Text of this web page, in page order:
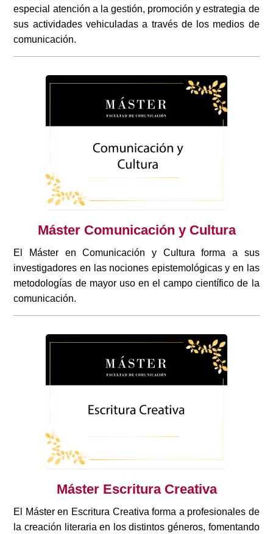
especial atención a la gestión, promoción y estrategia de
sus actividades vehiculadas a través de los medios de
comunicación.
Máster Comunicación y Cultura
El Máster en Comunicación y Cultura forma a sus
investigadores en las nociones epistemológicas y en las
metodologías de mayor uso en el campo científico de la
comunicación.
Máster Escritura Creativa
El Máster en Escritura Creativa forma a profesionales de
la creación literaria en los distintos géneros, fomentando